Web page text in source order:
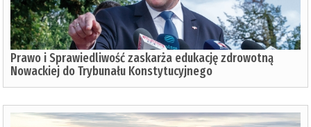
Prawo i Sprawiedliwość zaskarża edukację zdrowotną
Nowackiej do Trybunału Konstytucyjnego